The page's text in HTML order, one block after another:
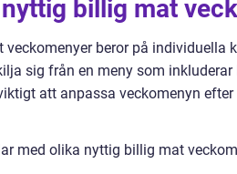
billig mat
beror på individuella
sig från en meny som
att anpassa veckomenyn
med olika nyttig billig mat